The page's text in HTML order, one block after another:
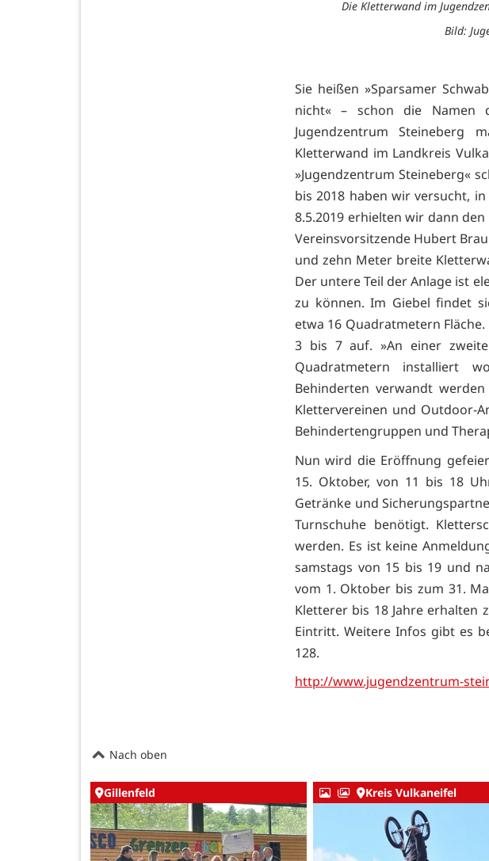
Die Kletterwand im
Bild:
Sie heißen »Sparsamer
nicht« – schon die Namen
Jugendzentrum Steineberg
Kletterwand im Landkreis
»Jugendzentrum Steineberg«
bis 2018 haben wir versucht,
8.5.2019 erhielten wir dann
Vereinsvorsitzende Hubert
und zehn Meter breite
Der untere Teil der Anlage ist
zu können. Im Giebel findet
etwa 16 Quadratmetern
3 bis 7 auf. »An einer
Quadratmetern installiert
Behinderten verwandt
Klettervereinen und Outdoor-
Behindertengruppen und
Nun wird die Eröffnung
15. Oktober, von 11 bis 18
Getränke und
Turnschuhe benötigt.
werden. Es ist keine
samstags von 15 bis 19 und
vom 1. Oktober bis zum 31.
Kletterer bis 18 Jahre erhalten
Eintritt. Weitere Infos gibt es
128.
http://www.jugendzentrum-
Nach oben
Gillenfeld Kreis Vulkaneifel